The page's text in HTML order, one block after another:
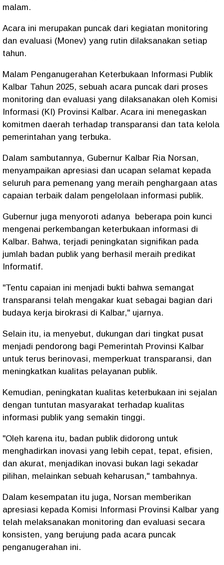
malam.
Acara ini merupakan puncak dari kegiatan monitoring
dan evaluasi (Monev) yang rutin dilaksanakan setiap
tahun.
Malam Penganugerahan Keterbukaan Informasi Publik
Kalbar Tahun 2025, sebuah acara puncak dari proses
monitoring dan evaluasi yang dilaksanakan oleh Komisi
Informasi (KI) Provinsi Kalbar. Acara ini menegaskan
komitmen daerah terhadap transparansi dan tata kelola
pemerintahan yang terbuka.
​Dalam sambutannya, Gubernur Kalbar Ria Norsan,
menyampaikan apresiasi dan ucapan selamat kepada
seluruh para pemenang yang meraih penghargaan atas
capaian terbaik dalam pengelolaan informasi publik.
Gubernur juga menyoroti adanya beberapa poin kunci
mengenai perkembangan keterbukaan informasi di
Kalbar. Bahwa, terjadi peningkatan signifikan pada
jumlah badan publik yang berhasil meraih predikat
Informatif.
"Tentu capaian ini menjadi bukti bahwa semangat
transparansi telah mengakar kuat sebagai bagian dari
budaya kerja birokrasi di Kalbar," ujarnya.
​Selain itu, ia menyebut, dukungan dari tingkat pusat
menjadi pendorong bagi Pemerintah Provinsi Kalbar
untuk terus berinovasi, memperkuat transparansi, dan
meningkatkan kualitas pelayanan publik.
​Kemudian, peningkatan kualitas keterbukaan ini sejalan
dengan tuntutan masyarakat terhadap kualitas
informasi publik yang semakin tinggi.
"Oleh karena itu, badan publik didorong untuk
menghadirkan inovasi yang lebih cepat, tepat, efisien,
dan akurat, menjadikan inovasi bukan lagi sekadar
pilihan, melainkan sebuah keharusan," tambahnya.
Dalam kesempatan itu juga, Norsan memberikan​
apresiasi kepada Komisi Informasi Provinsi Kalbar yang
telah melaksanakan monitoring dan evaluasi secara
konsisten, yang berujung pada acara puncak
penganugerahan ini.